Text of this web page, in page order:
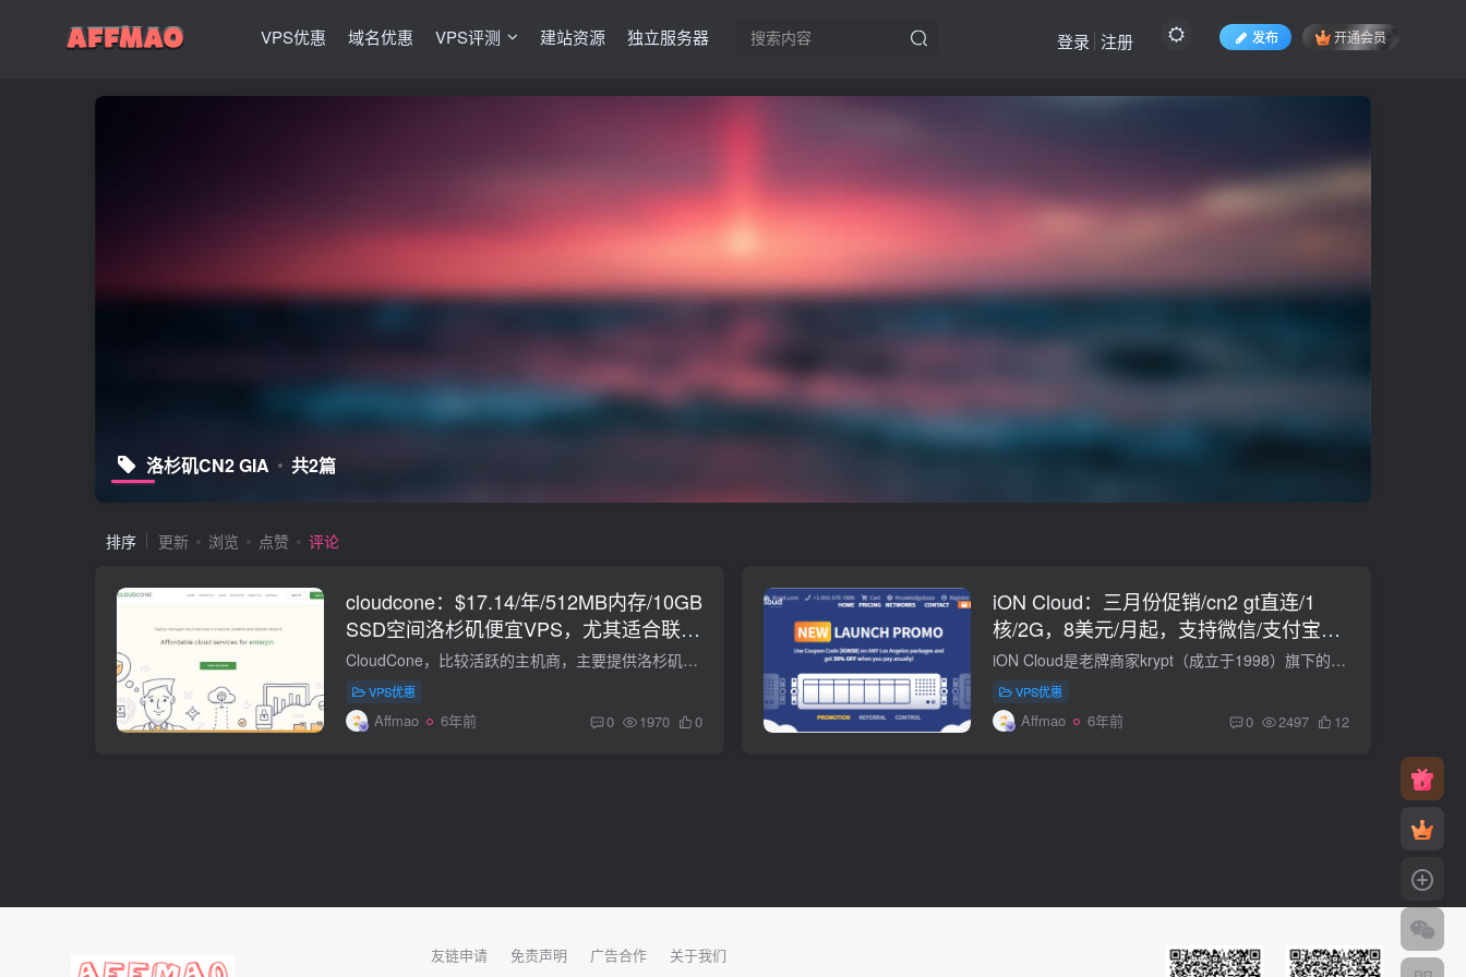
VPS优惠 域名优惠 VPS评测 建站资源 独立服务器 发布 开通会员
登录 注册
洛杉矶CN2 GIA 共2篇
排序 更新 浏览 点赞 评论
cloudcone：$17.14/年/512MB内存/10GB
SSD空间洛杉矶便宜VPS，尤其适合联通
网络用户，1Tbps高防
CloudCone，比较活跃的主机商，主要提供洛杉矶MC VPS和独服，其VPS基于KVM，特色是按小时计费，可随时删除、重建，达到更换IP的目的。现在线路调整为洛杉矶CN2 GIA，加之免费的DDOS防护，性价比...
VPS优惠
Affmao 6年前 0 1970 0
iON Cloud：三月份促销/cn2 gt直连/1
核/2G，8美元/月起，支持微信/支付宝，
所有圣何塞VPS终身8折
iON Cloud是老牌商家krypt（成立于1998）旗下的vps品牌、有洛杉矶cn2 gia、圣何塞cn2 gt、新加坡cn2线路vps可以选择，有中文官网、支持中文工单、支付宝、微信付款购买！产品靠谱，建站无压力。...
VPS优惠
Affmao 6年前 0 2497 12
友链申请 免责声明 广告合作 关于我们